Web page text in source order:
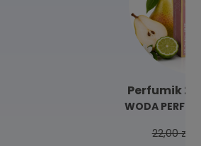
223 Paradoxe*
PERFUMOWANA 33 ML